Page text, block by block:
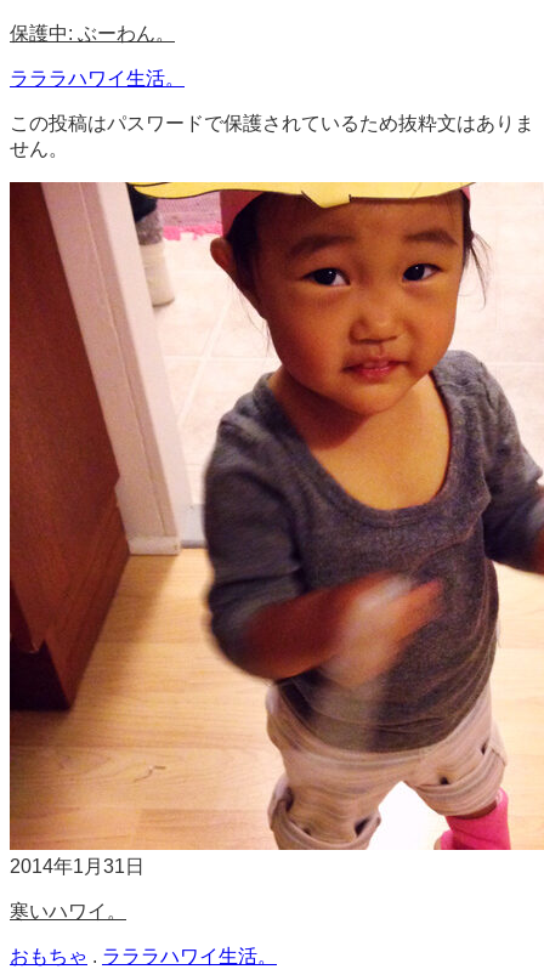
保護中: ぶーわん。
ラララハワイ生活。
この投稿はパスワードで保護されているため抜粋文はありま
せん。
2014年1月31日
寒いハワイ。
おもちゃ . ラララハワイ生活。